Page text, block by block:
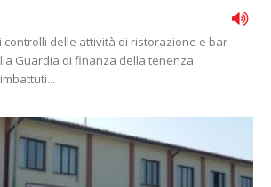
controlli delle attività di ristorazione e bar
Guardia di finanza della tenenza